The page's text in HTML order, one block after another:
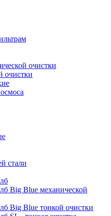
очистки
очистки
стали
Big Blue механической
Big Blue тонкой очистки